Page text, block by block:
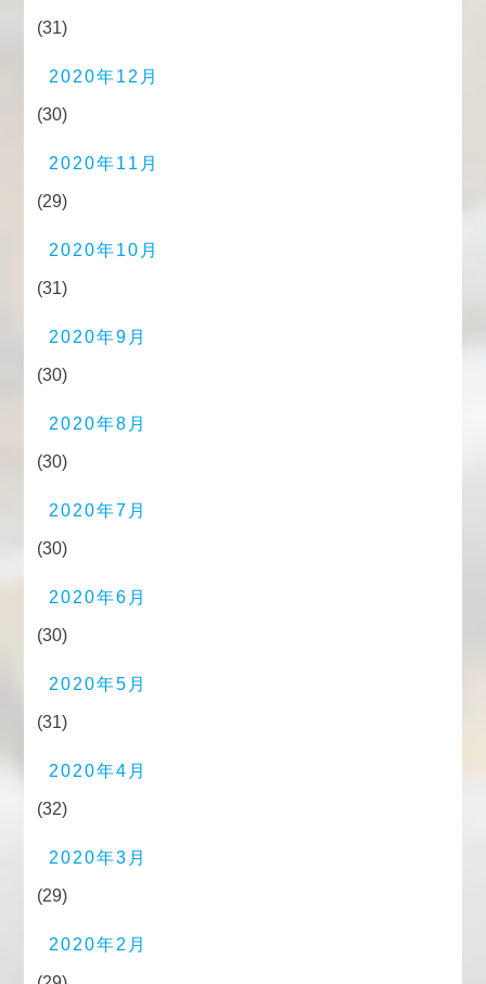
(31)
2020年12月
(30)
2020年11月
(29)
2020年10月
(31)
2020年9月
(30)
2020年8月
(30)
2020年7月
(30)
2020年6月
(30)
2020年5月
(31)
2020年4月
(32)
2020年3月
(29)
2020年2月